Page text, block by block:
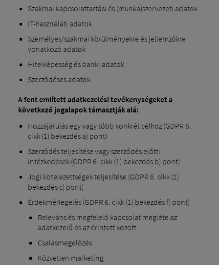
Szakmai kapcsolattartási és (munka)szervezeti adatok
IT-használati adatok
Személyes/szakmai körülményekre és jellemzőkre
vonatkozó adatok
Hitelképesség és banki adatok
Szerződéses adatok
A fent említett adatkezelési tevékenységeket a
következő jogalapok támasztják alá:
Hozzájárulás egy vagy több konkrét célhoz (GDPR 6.
cikk (1) bekezdés a) pont)
Szerződés teljesítése vagy szerződés előtti
intézkedések (GDPR 6. cikk (1) bekezdés b) pont)
Jogi kötelezettségek teljesítése (GDPR 6. cikk (1)
bekezdés c) pont)
Érdekmérlegelés (GDPR 6. cikk (1) bekezdés f) pont)
Releváns és megfelelő kapcsolat megléte az
adatkezelő és az érintett között
Csalásmegelőzés
Közvetlen marketing